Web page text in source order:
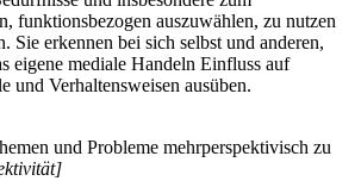
funktionsbezogen auszuwählen, zu nutzen
Sie erkennen bei sich selbst und anderen,
eigene mediale Handeln Einfluss auf
und Verhaltensweisen ausüben.
und Probleme mehrperspektivisch zu